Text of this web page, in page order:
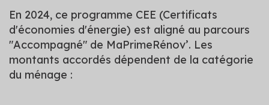
En 2024, ce programme CEE (Certificats
d'économies d'énergie) est aligné au parcours
"Accompagné" de MaPrimeRénov’. Les
montants accordés dépendent de la catégorie
du ménage :